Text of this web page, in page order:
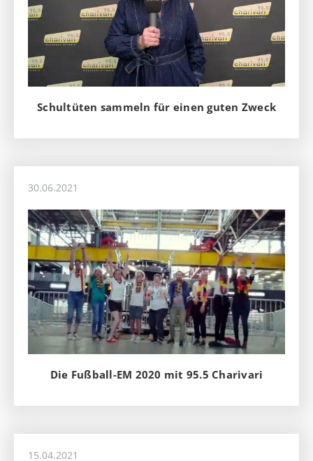
Schultüten sammeln für einen guten Zweck
30.06.2021
Die Fußball-EM 2020 mit 95.5 Charivari
15.04.2021